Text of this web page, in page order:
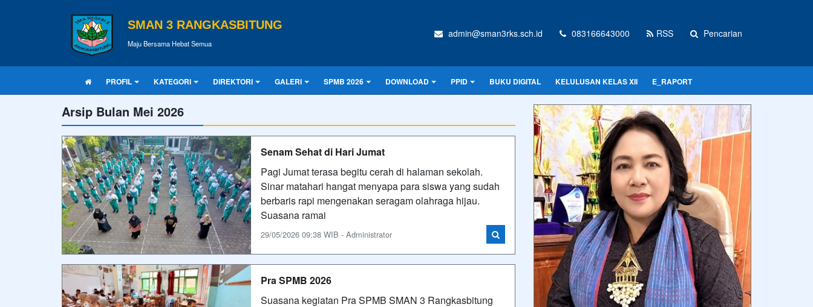
SMAN 3 RANGKASBITUNG
Maju Bersama Hebat Semua
admin@sman3rks.sch.id 083166643000 RSS Pencarian
PROFIL KATEGORI DIREKTORI GALERI SPMB 2026 DOWNLOAD PPID BUKU DIGITAL KELULUSAN KELAS XII E_RAPORT
Arsip Bulan Mei 2026
Senam Sehat di Hari Jumat
Pagi Jumat terasa begitu cerah di halaman sekolah.
Sinar matahari hangat menyapa para siswa yang sudah
berbaris rapi mengenakan seragam olahraga hijau.
Suasana ramai
29/05/2026 09:38 WIB - Administrator
Pra SPMB 2026
Suasana kegiatan Pra SPMB SMAN 3 Rangkasbitung